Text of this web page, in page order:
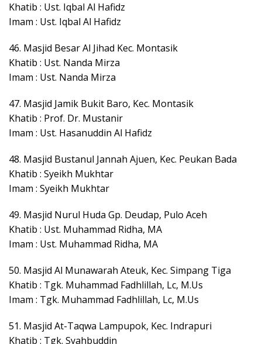
Khatib : Ust. Iqbal Al Hafidz
Imam : Ust. Iqbal Al Hafidz
46. Masjid Besar Al Jihad Kec. Montasik
Khatib : Ust. Nanda Mirza
Imam : Ust. Nanda Mirza
47. Masjid Jamik Bukit Baro, Kec. Montasik
Khatib : Prof. Dr. Mustanir
Imam : Ust. Hasanuddin Al Hafidz
48. Masjid Bustanul Jannah Ajuen, Kec. Peukan Bada
Khatib : Syeikh Mukhtar
Imam : Syeikh Mukhtar
49. Masjid Nurul Huda Gp. Deudap, Pulo Aceh
Khatib : Ust. Muhammad Ridha, MA
Imam : Ust. Muhammad Ridha, MA
50. Masjid Al Munawarah Ateuk, Kec. Simpang Tiga
Khatib : Tgk. Muhammad Fadhlillah, Lc, M.Us
Imam : Tgk. Muhammad Fadhlillah, Lc, M.Us
51. Masjid At-Taqwa Lampupok, Kec. Indrapuri
Khatib : Tgk. Syahbuddin